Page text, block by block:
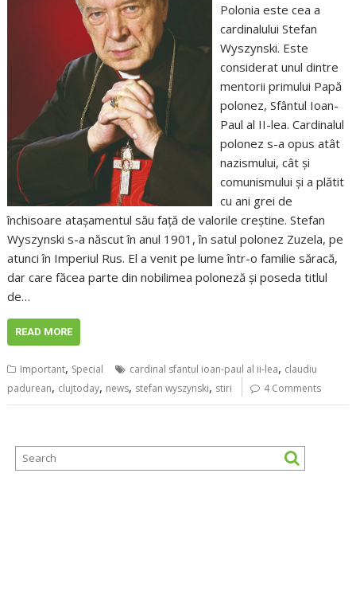
Polonia este cea a
cardinalului Stefan
Wyszynski. Este
considerat unul dintre
mentorii primului Papă
polonez, Sfântul Ioan-
Paul al II-lea. Cardinalul
polonez s-a opus atât
nazismului, cât și
comunismului și a plătit
cu ani grei de
închisoare atașamentul său față de valorile creștine. Stefan
Wyszynski s-a născut în anul 1901, în satul polonez Zuzela, pe
atunci în Imperiul Rus. El a venit pe lume într-o familie săracă,
dar care făcea parte din nobilimea poloneză și poseda titlul
de…
READ MORE
Important, Special cardinal sfantul ioan-paul al ii-lea, claudiu
padurean, clujtoday, news, stefan wyszynski, stiri 4 Comments